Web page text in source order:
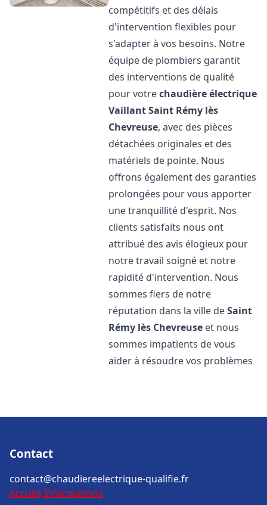
compétitifs et des délais
d'intervention flexibles pour
s'adapter à vos besoins. Notre
équipe de plombiers garantit
des interventions de qualité
pour votrechaudière électrique
VaillantSaint Rémy lès
Chevreuse, avec des pièces
détachées originales et des
matériels de pointe. Nous
offrons également des garanties
prolongées pour vous apporter
une tranquillité d'esprit. Nos
clients satisfaits nous ont
attribué des avis élogieux pour
notre travail soigné et notre
rapidité d'intervention. Nous
sommes fiers de notre
réputation dans la ville deSaint
Rémy lès Chevreuse et nous
sommes impatients de vous
aider à résoudre vos problèmes
Contact
contact@chaudiereelectrique-qualifie.fr
Accueil Informations